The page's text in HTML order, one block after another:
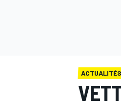
ACTUALITÉS